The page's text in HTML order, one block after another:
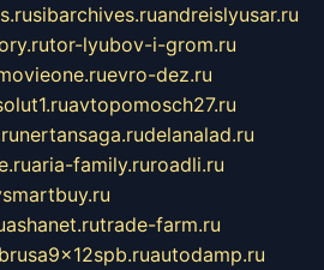
sibarchives.ruandreislyusar.ru
tor-lyubov-i-grom.ru
evro-dez.ru
avtopomosch27.ru
nertansaga.rudelanalad.ru
aria-family.ruroadli.ru
ashanet.rutrade-farm.ru
autodamp.ru